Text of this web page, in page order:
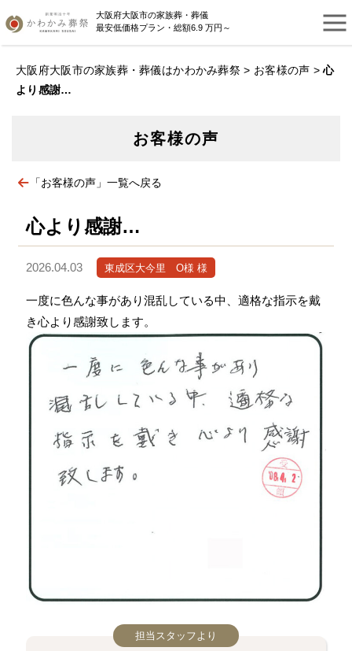
大阪府大阪市の家族葬・葬儀
最安低価格プラン・総額6.9 万円～
大阪府大阪市の家族葬・葬儀はかわかみ葬祭 > お客様の声 >心
より感謝…
お客様の声
「お客様の声」一覧へ戻る
心より感謝…
2026.04.03 東成区大今里 O様 様
一度に色んな事があり混乱している中、適格な指示を戴
き心より感謝致します。
担当スタッフより